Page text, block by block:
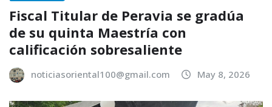
Fiscal Titular de Peravia se gradúa
de su quinta Maestría con
calificación sobresaliente
noticiasoriental100@gmail.com May 8, 2026